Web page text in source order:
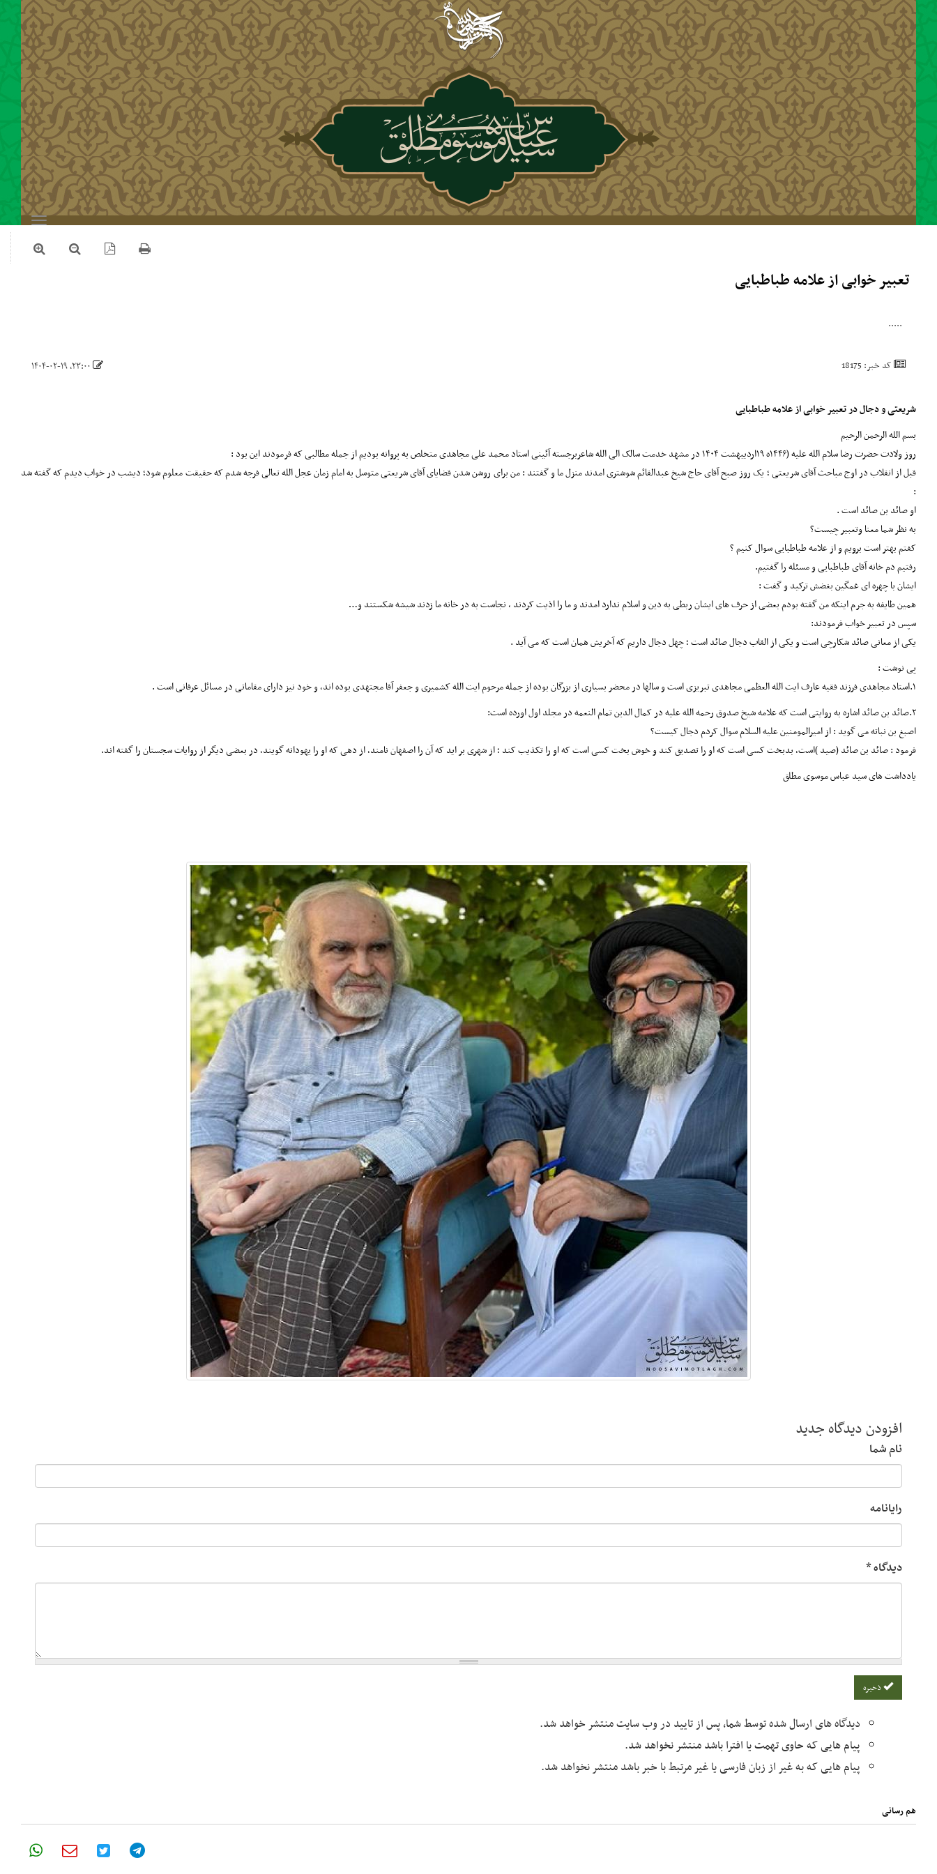
رفتن به محتوای اصلی
Toggle
navigation
تعبیر خوابی از علامه طباطبایی
.....
کد خبر: 18175
شریعتی و دجال در تعبیر خوابی از علامه طباطبایی
بسم الله الرحمن الرحیم
روز ولادت حضرت رضا سلام الله علیه (۱۴۴۶ه ۱۹اردیبهشت ۱۴۰۴ در مشهد خدمت سالک الی الله شاعربرجسته آئینی استاد محمد علی مجاهدی متخلص به پروانه بودیم از جمله مطالبی که فرمودند این بود :
قبل از انقلاب در اوج مباحث آقای شریعتی ؛ یک روز صبح آقای حاج شیخ عبدالقائم شوشتری امدند منزل ما و گفتند : من برای روشن شدن قضایای آقای شریعتی متوسل به امام زمان عجل الله تعالی فرجه شدم که حقیقت معلوم شود؛ دیشب در خواب دیدم که گفته شد
:
او صائد بن صائد است .
به نظر شما معنا و‌تعبیر چیست؟
کفتم بهتر است برویم و از علامه طباطبایی سوال کنیم ؟
رفتیم دم خانه آقای طباطبایی و مسئله را گفتیم.
ایشان با چهره ای غمگین بغضش ترکید و گفت :
همین طایفه به جرم اینکه من گفته بودم بعضی از حرف های ایشان ربطی به دین و اسلام ندارد امدند و ما را اذیت کردند ، نجاست به در خانه ما زدند شیشه شکستند و…
سپس در تعبیر خواب فرمودند:
یکی از معانی صائد شکارچی است و یکی از القاب دجال صائد است ؛ چهل دجال داریم که آخریش همان است که می آید .
پی نوشت :
۱.استاد مجاهدی فرزند فقیه عارف ایت الله العظمی مجاهدی تبریزی است و سالها در محضر بسیاری از بزرگان بوده از جمله مرحوم ایت الله کشمیری و جعفر آقا مجتهدی بوده اند، و خود نیز دارای مقاماتی در مسائل عرفانی است .
۲.صائد بن صائد اشاره به روایتی است که علامه شیخ صدوق رحمه الله علیه در کمال الدین تمام النعمه در مجلد اول اورده است:
اصبغ بن نباته می گوید : از امیرالمومنین علیه السلام سوال کردم دجال کیست؟
فرمود : صائد بن صائد (صید )است، بدبخت کسی است که او را تصدیق کند و خوش بخت کسی است که او را تکذیب کند ؛ از شهری بر اید که آن را اصفهان نامند، از دهی که او را یهودانه گویند، در بعضی دیگر از روایات سجستان را گفته اند.
یادداشت های سید عباس موسوی مطلق
افزودن دیدگاه جدید
نام شما
رایانامه
دیدگاه*
دیدگاه های ارسال شده توسط شما، پس از تایید در وب سایت منتشر خواهد شد.
پیام هایی که حاوی تهمت یا افترا باشد منتشر نخواهد شد.
پیام هایی که به غیر از زبان فارسی یا غیر مرتبط با خبر باشد منتشر نخواهد شد.
هم رسانی